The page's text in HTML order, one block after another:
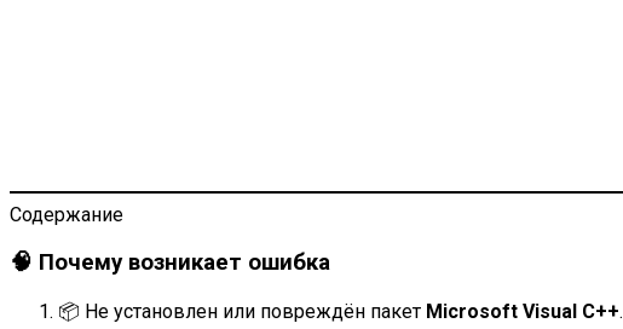
Содержание
🧠 Почему возникает ошибка
📦 Не установлен или повреждён пакет Microsoft Visual C++.